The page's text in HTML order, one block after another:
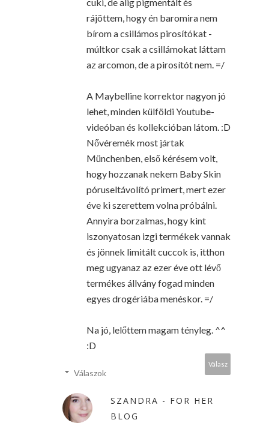
rájöttem, hogy én baromira nem
bírom a csillámos pirosítókat -
múltkor csak a csillámokat láttam
az arcomon, de a pirosítót nem. =/
A Maybelline korrektor nagyon jó
lehet, minden külföldi Youtube-
videóban és kollekcióban látom. :D
Nővéremék most jártak
Münchenben, első kérésem volt,
hogy hozzanak nekem Baby Skin
póruseltávolító primert, mert ezer
éve ki szerettem volna próbálni.
Annyira borzalmas, hogy kint
iszonyatosan izgi termékek vannak
és jönnek limitált cuccok is, itthon
meg ugyanaz az ezer éve ott lévő
termékes állvány fogad minden
egyes drogériába menéskor. =/
Na jó, lelőttem magam tényleg. ^^
:D
Válasz
Válaszok
SZANDRA - FOR HER
BLOG